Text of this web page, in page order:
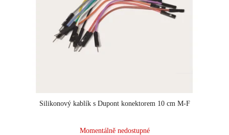
Silikonový kablík s Dupont konektorem 10 cm M-F
Momentálně nedostupné